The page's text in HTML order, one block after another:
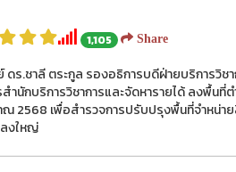
1,105 Share
ร.ชาลี ตระกูล รองอธิการบดีฝ่ายบริการวิช
นักบริการวิชาการและจัดหารายได้ ลงพื้นที่
ณ 2568 เพื่อสำรวจการปรับปรุงพื้นที่จำหน่า
งใหญ่